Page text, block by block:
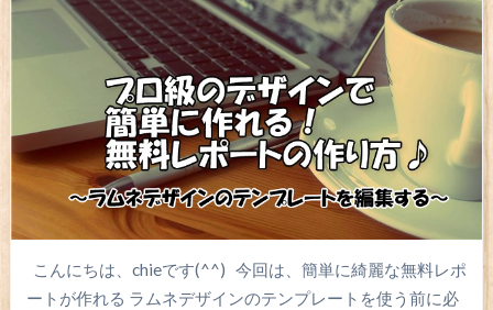
こんにちは、chieです(^^) 今回は、簡単に綺麗な無料レポ
ートが作れる ラムネデザインのテンプレートを使う前に必